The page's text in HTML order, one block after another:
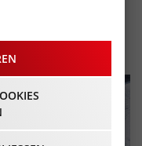
09:00 Uhr